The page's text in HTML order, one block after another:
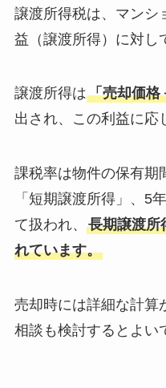
譲渡所得税は、マンシ
益（譲渡所得）に対し
譲渡所得は「売却価格
出され、この利益に応
課税率は物件の保有期
「短期譲渡所得」、5
て扱われ、 長期譲渡所
れています。
売却時には詳細な計算
相談も検討するとよい